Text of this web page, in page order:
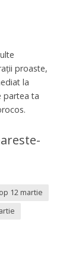
proaste,
la
partea ta
12 martie